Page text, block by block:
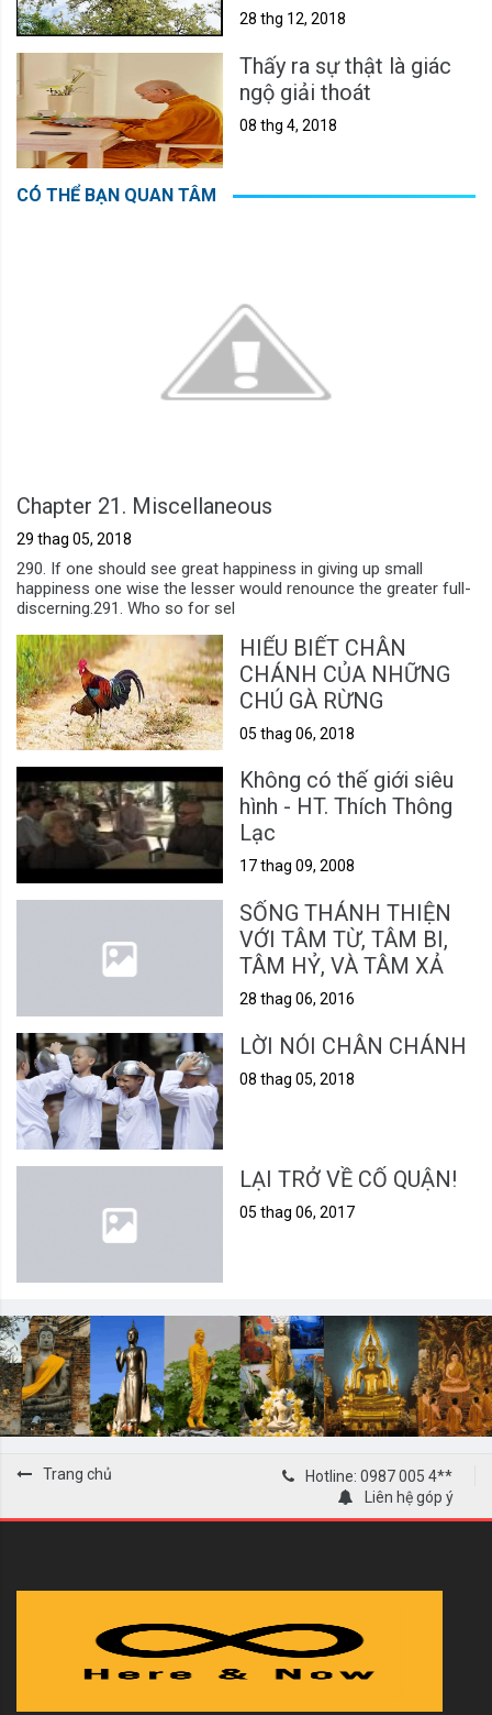
28 thg 12, 2018
Thấy ra sự thật là giác
ngộ giải thoát
08 thg 4, 2018
CÓ THỂ BẠN QUAN TÂM
Chapter 21. Miscellaneous
29 thag 05, 2018
290. If one should see great happiness in giving up small
happiness one wise the lesser would renounce the greater full-
discerning.291. Who so for sel
HIỂU BIẾT CHÂN
CHÁNH CỦA NHỮNG
CHÚ GÀ RỪNG
05 thag 06, 2018
Không có thế giới siêu
hình - HT. Thích Thông
Lạc
17 thag 09, 2008
SỐNG THÁNH THIỆN
VỚI TÂM TỪ, TÂM BI,
TÂM HỶ, VÀ TÂM XẢ
28 thag 06, 2016
LỜI NÓI CHÂN CHÁNH
08 thag 05, 2018
LẠI TRỞ VỀ CỐ QUẬN!
05 thag 06, 2017
Trang chủ
Hotline: 0987 005 4**
Liên hệ góp ý